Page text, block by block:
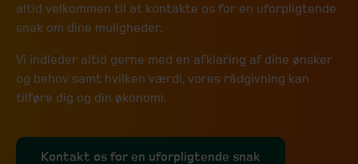
altid velkommen til at kontakte os for en uforpligtende
snak om dine muligheder.
Vi indleder altid gerne med en afklaring af dine ønsker
og behov samt hvilken værdi, vores rådgivning kan
tilføre dig og din økonomi.
Kontakt os for en uforpligtende snak